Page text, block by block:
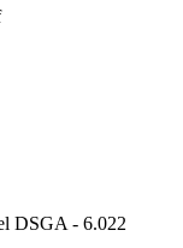
DSGA - 6.022